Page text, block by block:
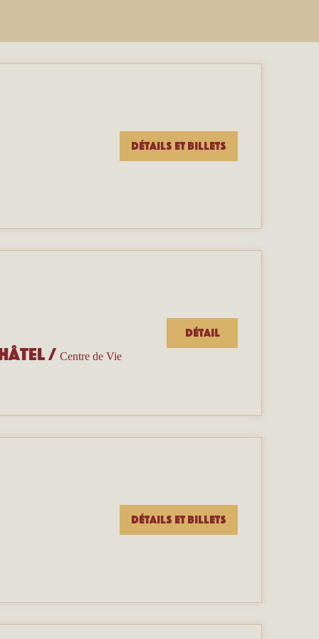
Détails et billets
/ Centre de Vie
Détail
Détails et billets